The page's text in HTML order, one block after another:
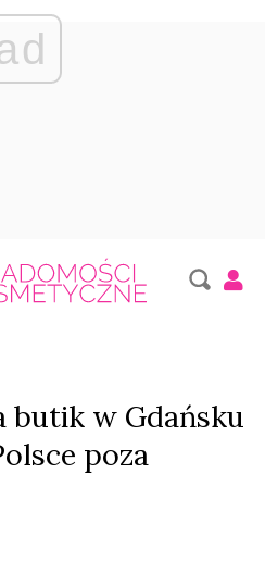
butik w Gdańsku
poza